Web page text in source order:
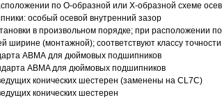
по О-образной или Х-образной схеме
особый осевой внутренний зазор
в произвольном порядке; при
(монтажной); соответствуют классу точности
АВМА для дюймовых подшипников
ABMA для дюймовых подшипников
конических шестерен (заменены на CL7C)
конических шестерен